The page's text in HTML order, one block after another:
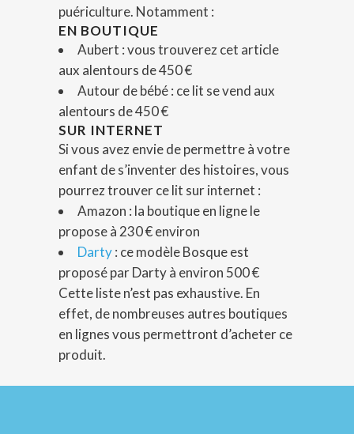
puériculture. Notamment :
EN BOUTIQUE
Aubert : vous trouverez cet article
aux alentours de 450 €
Autour de bébé : ce lit se vend aux
alentours de 450 €
SUR INTERNET
Si vous avez envie de permettre à votre
enfant de s’inventer des histoires, vous
pourrez trouver ce lit sur internet :
Amazon : la boutique en ligne le
propose à 230 € environ
Darty: ce modèle Bosque est
proposé par Darty à environ 500 €
Cette liste n’est pas exhaustive. En
effet, de nombreuses autres boutiques
en lignes vous permettront d’acheter ce
produit.